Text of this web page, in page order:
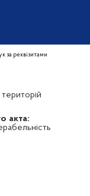
за реквізитами
акта: